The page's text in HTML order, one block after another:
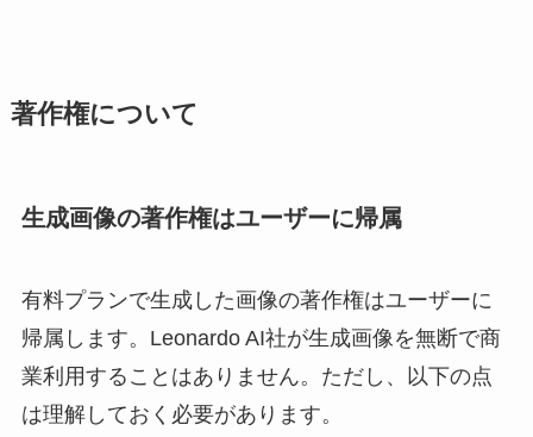
著作権について
生成画像の著作権はユーザーに帰属
有料プランで生成した画像の著作権はユーザーに
帰属します。Leonardo AI社が生成画像を無断で商
業利用することはありません。ただし、以下の点
は理解しておく必要があります。